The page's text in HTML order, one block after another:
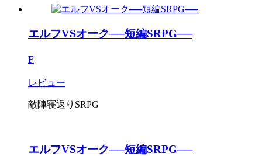
エルフVSオーク──短編SRPG──
F
レビュー
敵陣寝返りSRPG
エルフVSオーク──短編SRPG──